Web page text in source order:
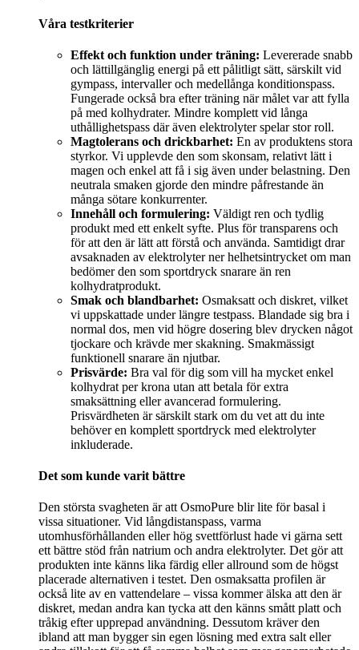
Våra testkriterier
Effekt och funktion under träning: Levererade snabb
och lättillgänglig energi på ett pålitligt sätt, särskilt vid
gympass, intervaller och medellånga konditionspass.
Fungerade också bra efter träning när målet var att fylla
på med kolhydrater. Mindre komplett vid långa
uthållighetspass där även elektrolyter spelar stor roll.
Magtolerans och drickbarhet: En av produktens stora
styrkor. Vi upplevde den som skonsam, relativt lätt i
magen och enkel att få i sig även under belastning. Den
neutrala smaken gjorde den mindre påfrestande än
många sötare konkurrenter.
Innehåll och formulering: Väldigt ren och tydlig
produkt med ett enkelt syfte. Plus för transparens och
för att den är lätt att förstå och använda. Samtidigt drar
avsaknaden av elektrolyter ner helhetsintrycket om man
bedömer den som sportdryck snarare än ren
kolhydratprodukt.
Smak och blandbarhet: Osmaksatt och diskret, vilket
vi uppskattade under längre testpass. Blandade sig bra i
normal dos, men vid högre dosering blev drycken något
tjockare och krävde mer skakning. Smakmässigt
funktionell snarare än njutbar.
Prisvärde: Bra val för dig som vill ha mycket enkel
kolhydrat per krona utan att betala för extra
smaksättning eller avancerad formulering.
Prisvärdheten är särskilt stark om du vet att du inte
behöver en komplett sportdryck med elektrolyter
inkluderade.
Det som kunde varit bättre
Den största svagheten är att OsmoPure blir lite för basal i
vissa situationer. Vid långdistanspass, varma
utomhusförhållanden eller hög svettförlust hade vi gärna sett
ett bättre stöd från natrium och andra elektrolyter. Det gör att
produkten inte känns lika färdig eller allround som de högst
placerade alternativen i testet. Den osmaksatta profilen är
också lite av en vattendelare – vissa kommer älska att den är
diskret, medan andra kan tycka att den känns smått platt och
tråkig efter upprepad användning. Dessutom kräver den
ibland att man bygger sin egen lösning med extra salt eller